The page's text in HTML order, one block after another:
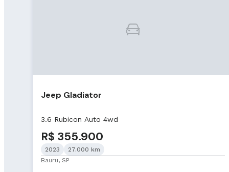
Jeep Gladiator
3.6 Rubicon Auto 4wd
R$ 355.900
2023
27.000 km
Bauru, SP